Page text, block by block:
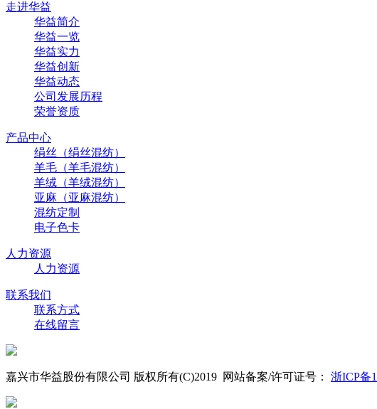
走进华益
华益简介
华益一览
华益实力
华益创新
华益动态
公司发展历程
荣誉资质
产品中心
绢丝（绢丝混纺）
羊毛（羊毛混纺）
羊绒（羊绒混纺）
亚麻（亚麻混纺）
混纺定制
电子色卡
人力资源
人力资源
联系我们
联系方式
在线留言
嘉兴市华益股份有限公司 版权所有(C)2019 网站备案/许可证号： 浙ICP备